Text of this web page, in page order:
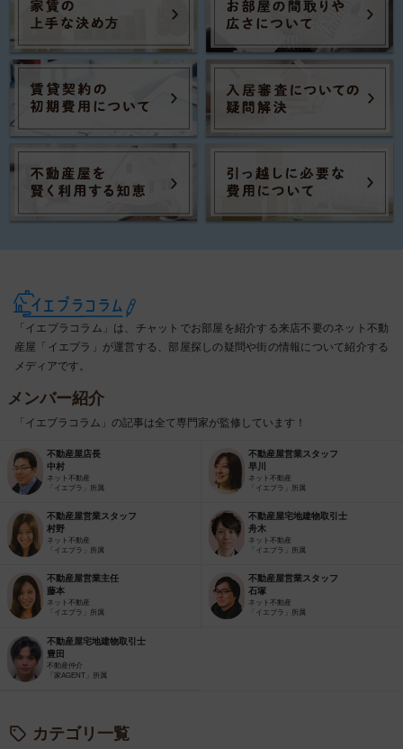
「イエプラコラム」は、チャットでお部屋を紹介する来店不要のネット不動
産屋「イエプラ」が運営する、部屋探しの疑問や街の情報について紹介する
メディアです。
メンバー紹介
「イエプラコラム」の記事は全て専門家が監修しています！
不動産屋店長
中村
ネット不動産
「イエプラ」所属
不動産屋営業スタッフ
早川
ネット不動産
「イエプラ」所属
不動産屋営業スタッフ
村野
ネット不動産
「イエプラ」所属
不動産屋宅地建物取引士
舟木
ネット不動産
「イエプラ」所属
不動産屋営業主任
藤本
ネット不動産
「イエプラ」所属
不動産屋営業スタッフ
石塚
ネット不動産
「イエプラ」所属
不動産屋宅地建物取引士
豊田
不動産仲介
「家AGENT」所属
カテゴリ一覧